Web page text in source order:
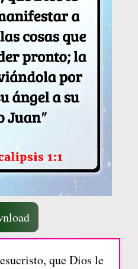
que Dios le